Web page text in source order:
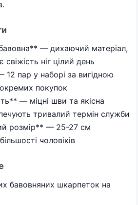
— дихаючий матеріал,
ніг цілий день
пар у наборі за вигідною
покупок
— міцні шви та якісна
тривалий термін служби
розмір** — 25-27 см
чоловіків
бавовняних шкарпеток на